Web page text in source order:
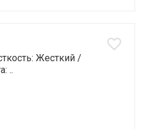
Жесткий /
..